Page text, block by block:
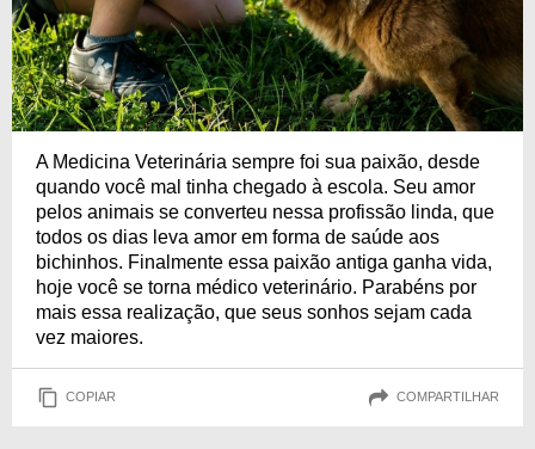
A Medicina Veterinária sempre foi sua paixão, desde
quando você mal tinha chegado à escola. Seu amor
pelos animais se converteu nessa profissão linda, que
todos os dias leva amor em forma de saúde aos
bichinhos. Finalmente essa paixão antiga ganha vida,
hoje você se torna médico veterinário. Parabéns por
mais essa realização, que seus sonhos sejam cada
vez maiores.
COPIAR COMPARTILHAR